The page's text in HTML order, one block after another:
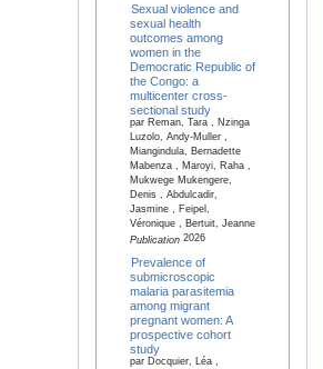
Sexual violence and
sexual health
outcomes among
women in the
Democratic Republic of
the Congo: a
multicenter cross-
sectional study
par Reman, Tara , Nzinga
Luzolo, Andy-Muller ,
Miangindula, Bernadette
Mabenza , Maroyi, Raha ,
Mukwege Mukengere,
Denis , Abdulcadir,
Jasmine , Feipel,
Véronique , Bertuit, Jeanne
Publication2026
Prevalence of
submicroscopic
malaria parasitemia
among migrant
pregnant women: A
prospective cohort
study
par Docquier, Léa ,